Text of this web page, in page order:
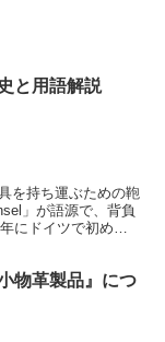
と用語解説
を持ち運ぶための鞄
」が語源で、背負
にドイツで初めて
筆記用具を保護する
ブザーなどの安全対
、小学生にとって、
物革製品』につ